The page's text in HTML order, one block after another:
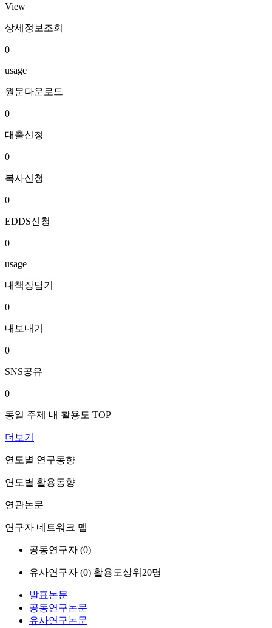
View
상세정보조회
0
usage
원문다운로드
0
대출신청
0
복사신청
0
EDDS신청
0
usage
내책장담기
0
내보내기
0
SNS공유
0
동일 주제 내 활용도 TOP
더보기
연도별 연구동향
연도별 활용동향
연관논문
연구자 네트워크 맵
공동연구자 (0)
유사연구자 (0) 활용도상위20명
발표논문
공동연구논문
유사연구논문